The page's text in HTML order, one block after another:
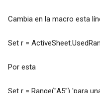
Cambia en la macro esta
Set r =
Por esta
Set r = Range("A5") 'para